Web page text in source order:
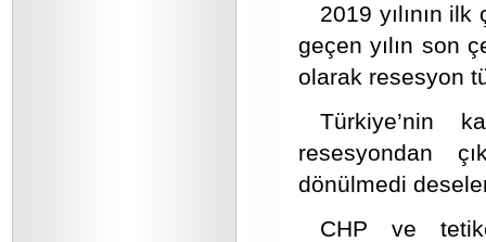
2019 yılının
geçen yılın son
olarak resesyon
Türkiye’nin
resesyondan
dönülmedi
CHP ve